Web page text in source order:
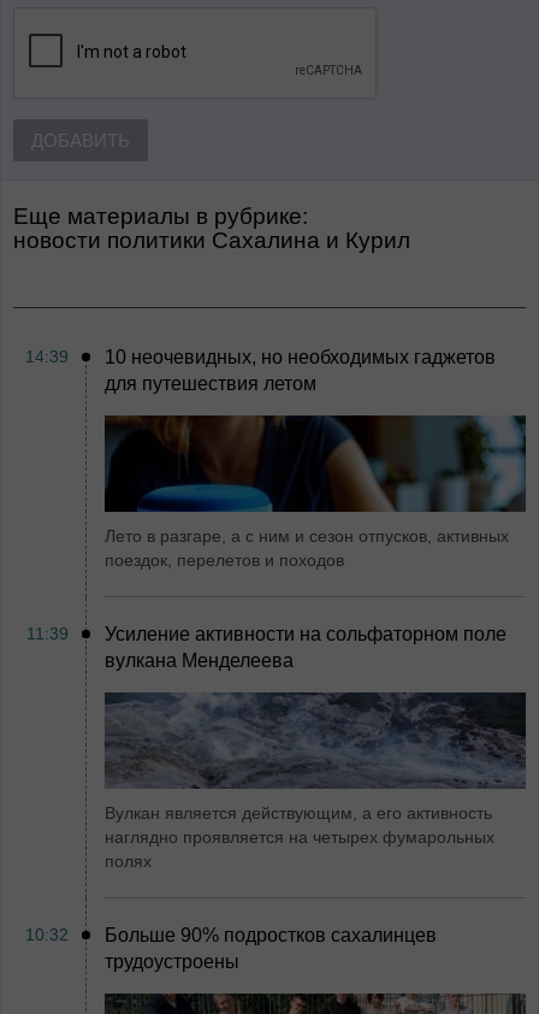
ДОБАВИТЬ
Еще материалы в рубрике:
Новости политики Сахалина и Курил
14:39
10 неочевидных, но необходимых гаджетов
для путешествия летом
Лето в разгаре, а с ним и сезон отпусков, активных
поездок, перелетов и походов
11:39
Усиление активности на сольфаторном поле
вулкана Менделеева
Вулкан является действующим, а его активность
наглядно проявляется на четырех фумарольных
полях
10:32
Больше 90% подростков сахалинцев
трудоустроены